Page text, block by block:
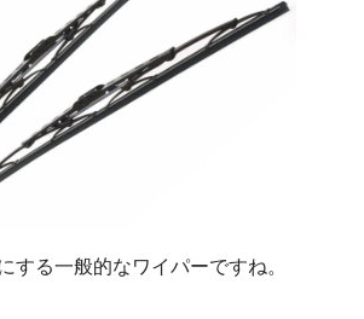
する一般的なワイパーですね。